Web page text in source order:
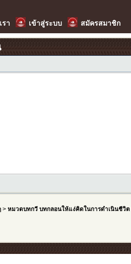
รา เข้าสู่ระบบ สมัครสมาชิก
>หมวดบทกวี บทกลอนให้แง่คิดในการดำเนินชีวิต